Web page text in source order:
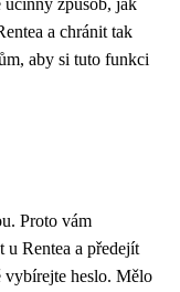
a chránit tak
aby si tuto funkci
Proto vám
u Rentea a předejít
heslo. Mělo